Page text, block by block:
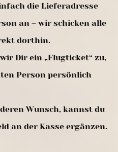
die Lieferadresse
an – wir schicken alle
dorthin.
Dir ein „Flugticket“ zu,
Person persönlich
Wunsch, kannst du
an der Kasse ergänzen.